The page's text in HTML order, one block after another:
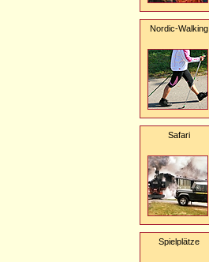
Nordic-Walking
Safari
Spielplätze